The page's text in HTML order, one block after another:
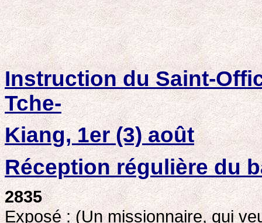
Instruction du Saint-
Tche-
Kiang, 1er (3) août
Réception régulière du
2835
Exposé : (Un missionnaire, qui